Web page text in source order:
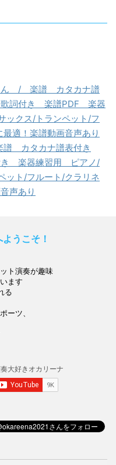
ん / 楽譜 カタカナ譜
歌詞付き 楽譜PDF 楽器
クス/トランペット/フ
適！楽譜動画音声あり
カタカナ譜表付き
き 楽器練習用 ピアノ/
ット/フルート/クラリネ
声あり
うこそ！
ト演奏が趣味
ます
る
ーツ、